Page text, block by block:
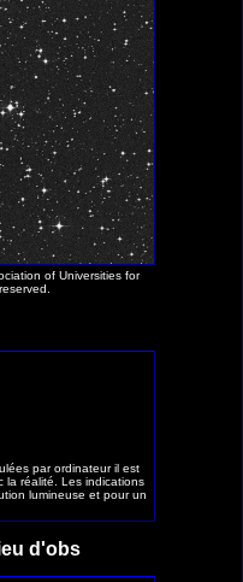
of Universities for
par ordinateur il est
la réalité. Les indications
lumineuse et pour un
d'obs